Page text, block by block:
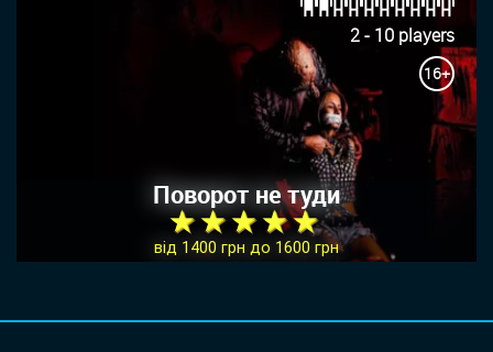
2 - 10 players
16+
Поворот не туди
★ ★ ★ ★ ★
від 1400 грн до 1600 грн